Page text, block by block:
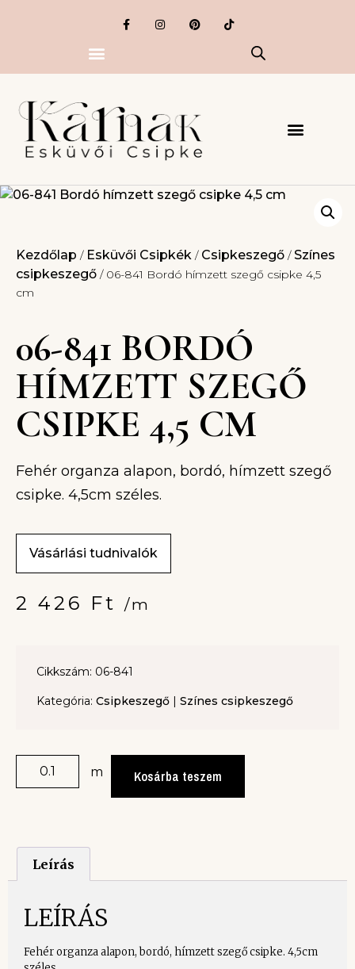
Kezdőlap / Esküvői Csipkék / Csipkeszegő /Színes
csipkeszegő / 06-841 Bordó hímzett szegő csipke 4,5
cm
06-841 BORDÓ
HÍMZETT SZEGŐ
CSIPKE 4,5 CM
Fehér organza alapon, bordó, hímzett szegő
csipke. 4,5cm széles.
Vásárlási tudnivalók
2 426 Ft /m
Cikkszám: 06-841
Kategória: Csipkeszegő | Színes csipkeszegő
m Kosárba teszem
Leírás
LEÍRÁS
Fehér organza alapon, bordó, hímzett szegő csipke. 4,5cm